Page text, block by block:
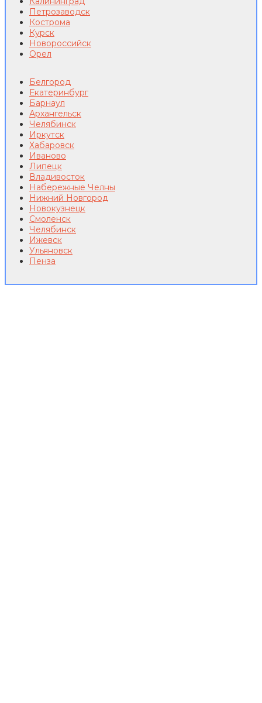
Петрозаводск
Кострома
Курск
Новороссийск
Орел
Белгород
Екатеринбург
Барнаул
Архангельск
Челябинск
Иркутск
Хабаровск
Иваново
Липецк
Владивосток
Набережные Челны
Нижний Новгород
Новокузнецк
Смоленск
Челябинск
Ижевск
Ульяновск
Пенза